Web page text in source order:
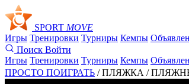
SPORT MOVE
Игры Тренировки Турниры Кемпы
Поиск Войти
Игры Тренировки Турниры Кемпы
ПРОСТО ПОИГРАТЬ / ПЛЯЖКА /